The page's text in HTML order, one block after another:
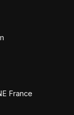
France